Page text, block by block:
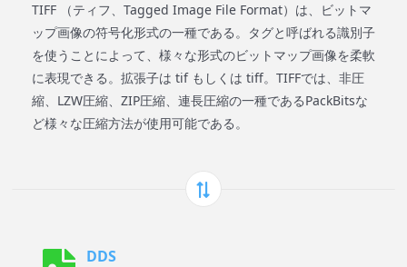
TIFF （ティフ、Tagged Image File Format）は、ビットマ
ップ画像の符号化形式の一種である。タグと呼ばれる識別子
を使うことによって、様々な形式のビットマップ画像を柔軟
に表現できる。拡張子は tif もしくは tiff。TIFFでは、非圧
縮、LZW圧縮、ZIP圧縮、連長圧縮の一種であるPackBitsな
ど様々な圧縮方法が使用可能である。
DDS